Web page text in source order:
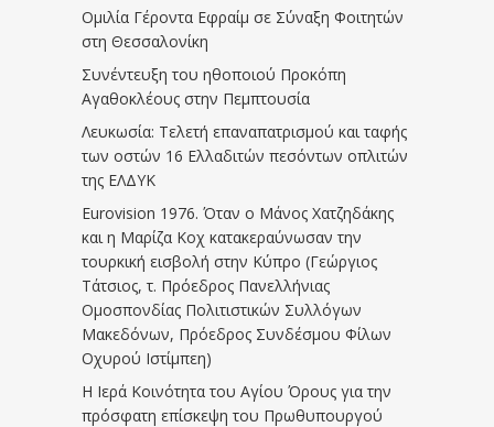
Ομιλία Γέροντα Εφραίμ σε Σύναξη Φοιτητών
στη Θεσσαλονίκη
Συνέντευξη του ηθοποιού Προκόπη
Αγαθοκλέους στην Πεμπτουσία
Λευκωσία: Τελετή επαναπατρισμού και ταφής
των οστών 16 Ελλαδιτών πεσόντων οπλιτών
της ΕΛΔΥΚ
Eurovision 1976. Όταν ο Μάνος Χατζηδάκης
και η Μαρίζα Κοχ κατακεραύνωσαν την
τουρκική εισβολή στην Κύπρο (Γεώργιος
Τάτσιος, τ. Πρόεδρος Πανελλήνιας
Ομοσπονδίας Πολιτιστικών Συλλόγων
Μακεδόνων, Πρόεδρος Συνδέσμου Φίλων
Οχυρού Ιστίμπεη)
Η Ιερά Κοινότητα του Αγίου Όρους για την
πρόσφατη επίσκεψη του Πρωθυπουργού